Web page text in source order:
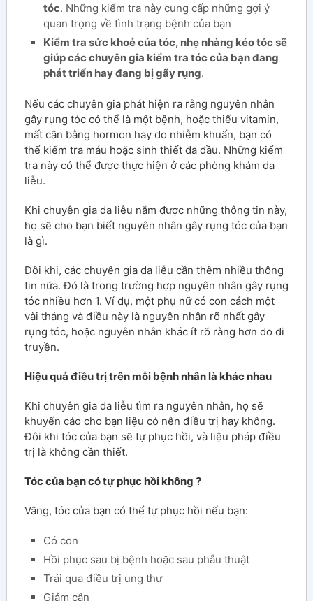
tóc. Những kiểm tra này cung cấp những gợi ý
quan trọng về tình trạng bệnh của bạn
Kiểm tra sức khoẻ của tóc, nhẹ nhàng kéo tóc sẽ
giúp các chuyên gia kiểm tra tóc của bạn đang
phát triển hay đang bị gãy rụng.
Nếu các chuyên gia phát hiện ra rằng nguyên nhân
gây rụng tóc có thể là một bệnh, hoặc thiếu vitamin,
mất cân bằng hormon hay do nhiễm khuẩn, bạn có
thể kiểm tra máu hoặc sinh thiết da đầu. Những kiểm
tra này có thể được thực hiện ở các phòng khám da
liễu.
Khi chuyên gia da liễu nắm được những thông tin này,
họ sẽ cho bạn biết nguyên nhân gây rụng tóc của bạn
là gì.
Đôi khi, các chuyên gia da liễu cần thêm nhiều thông
tin nữa. Đó là trong trường hợp nguyên nhân gây rụng
tóc nhiều hơn 1. Ví dụ, một phụ nữ có con cách một
vài tháng và điều này là nguyên nhân rõ nhất gây
rụng tóc, hoặc nguyên nhân khác ít rõ ràng hơn do di
truyền.
Hiệu quả điều trị trên mỗi bệnh nhân là khác nhau
Khi chuyên gia da liễu tìm ra nguyên nhân, họ sẽ
khuyến cáo cho bạn liệu có nên điều trị hay không.
Đôi khi tóc của bạn sẽ tự phục hồi, và liệu pháp điều
trị là không cần thiết.
Tóc của bạn có tự phục hồi không ?
Vâng, tóc của bạn có thể tự phục hồi nếu bạn:
Có con
Hồi phục sau bị bệnh hoặc sau phẫu thuật
Trải qua điều trị ung thư
Giảm cân